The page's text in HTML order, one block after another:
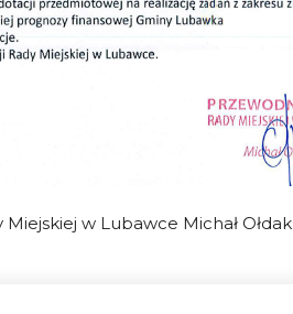
w Lubawce Michał Ołdak